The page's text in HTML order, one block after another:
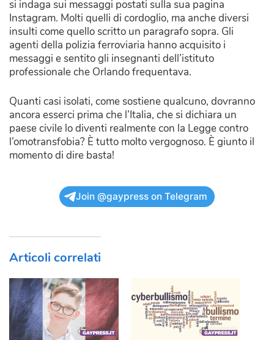
si indaga sui messaggi postati sulla sua pagina
Instagram. Molti quelli di cordoglio, ma anche diversi
insulti come quello scritto un paragrafo sopra. Gli
agenti della polizia ferroviaria hanno acquisito i
messaggi e sentito gli insegnanti dell’istituto
professionale che Orlando frequentava.
Quanti casi isolati, come sostiene qualcuno, dovranno
ancora esserci prima che l’Italia, che si dichiara un
paese civile lo diventi realmente con la Legge contro
l’omotransfobia? È tutto molto vergognoso. È giunto il
momento di dire basta!
Join @gaypress on Telegram
Articoli correlati